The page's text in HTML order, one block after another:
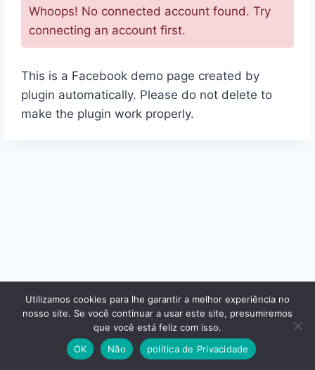
Whoops! No connected account found.Try
connecting an account first.
This is a Facebook demo page created by
plugin automatically. Please do not delete to
make the plugin work properly.
© 2026 - Tema WordPress porKadence WP
Utilizamos cookies para lhe garantir a melhor experiência no
nosso site. Se você continuar a usar este site, presumiremos
que você está feliz com isso.
OK
Não política de Privacidade